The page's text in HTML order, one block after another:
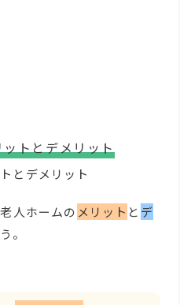
トとデメリット
人ホームの メリット と デ
。